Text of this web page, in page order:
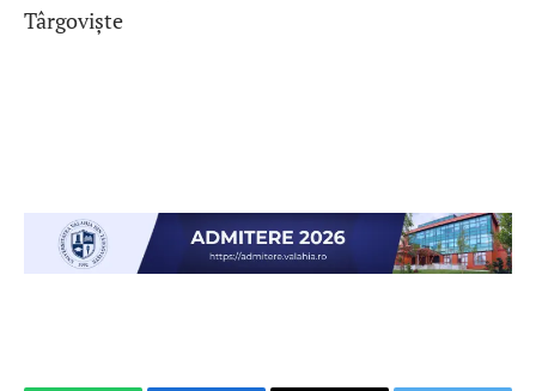
Târgoviște